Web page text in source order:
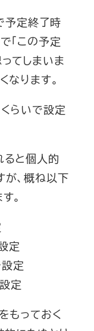
予定終了時
「この予定
てしまいま
なります。
らいで設定
ると個人的
、概ね以下
。
定
定
定
もっておく